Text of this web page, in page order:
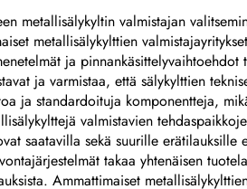
metallisälykyltin valmistajan
metallisälykylttien
ja
ja varmistaa, että sälykylttien
ja standardoituja komponentteja,
valmistavien
saatavilla sekä suurille
takaa yhtenäisen
Ammattimaiset